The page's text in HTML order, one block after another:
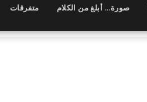
صورة… أبلغ من الكلام متفرقات